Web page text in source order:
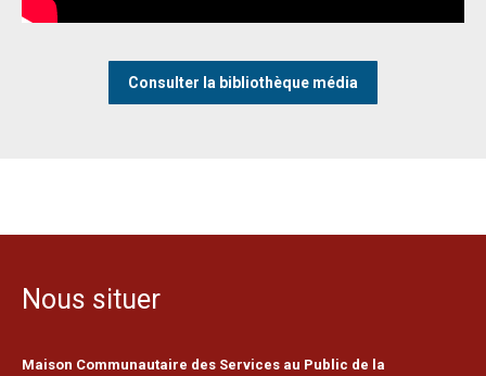
Consulter la bibliothèque média
Nous situer
Maison Communautaire des Services au Public de la